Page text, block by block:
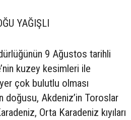
YAĞIŞLI
9 Ağustos tarihli
kuzey kesimleri ile
çok bulutlu olması
doğusu, Akdeniz’in Toroslar
Orta Karadeniz kıyıları